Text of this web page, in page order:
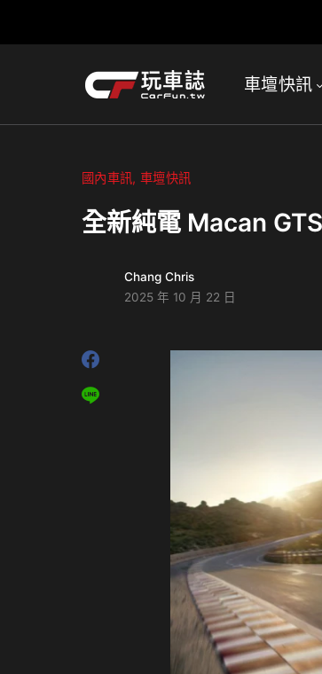
車壇快訊
國內車訊 車壇快訊
全新純電 Macan
Chang Chris
2025 年 10 月 22 日